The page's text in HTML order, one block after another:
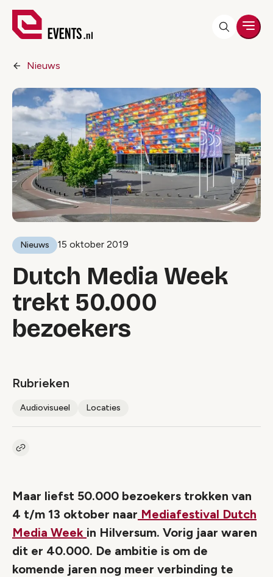
Nieuws
Nieuws 15 oktober 2019
Dutch Media Week
trekt 50.000
bezoekers
Rubrieken
Audiovisueel Locaties
Kopieer link naar artikel
Maar liefst 50.000 bezoekers trokken van
4 t/m 13 oktober naar Mediafestival Dutch
Media Week in Hilversum. Vorig jaar waren
dit er 40.000. De ambitie is om de
komende jaren nog meer verbinding te